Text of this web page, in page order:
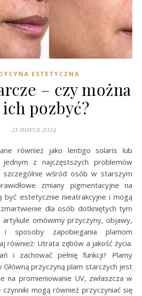
ESTETYCZNA
– czy można
pozbyć?
21 marca 2024
z najczęstszych problemów
szczególnie wśród osób w starszym
zmiany pigmentacyjne na
być estetycznie nieatrakcyjne i mogą
dla osób dotkniętych tym
omówimy przyczyny, objawy,
sposoby zapobiegania plamom
również: Utrata zębów a jakość życia.
i zachować pełnię funkcji? Plamy
przyczyną plam starczych jest
na promieniowanie UV, zwłaszcza w
mogą również przyczyniać się